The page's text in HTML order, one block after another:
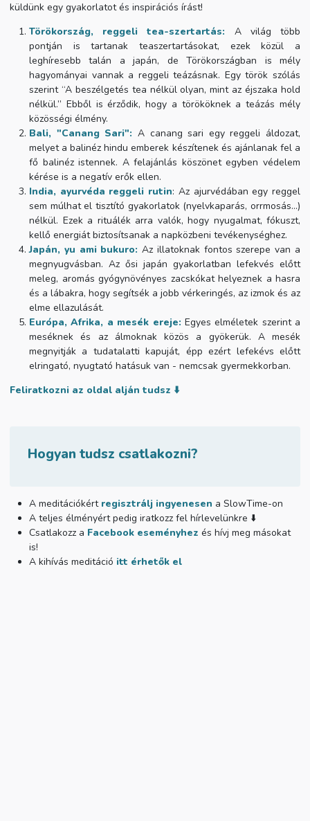
küldünk egy gyakorlatot és inspirációs írást!
Törökország, reggeli tea-szertartás: A világ több
pontján is tartanak teaszertartásokat, ezek közül a
leghíresebb talán a japán, de Törökországban is mély
hagyományai vannak a reggeli teázásnak. Egy török szólás
szerint “A beszélgetés tea nélkül olyan, mint az éjszaka hold
nélkül.” Ebből is érződik, hogy a törököknek a teázás mély
közösségi élmény.
Bali, "Canang Sari": A canang sari egy reggeli áldozat,
melyet a balinéz hindu emberek készítenek és ajánlanak fel a
fő balinéz istennek. A felajánlás köszönet egyben védelem
kérése is a negatív erők ellen.
India, ayurvéda reggeli rutin: Az ajurvédában egy reggel
sem múlhat el tisztító gyakorlatok (nyelvkaparás, orrmosás...)
nélkül. Ezek a rituálék arra valók, hogy nyugalmat, fókuszt,
kellő energiát biztosítsanak a napközbeni tevékenységhez.
Japán, yu ami bukuro:Az illatoknak fontos szerepe van a
megnyugvásban. Az ősi japán gyakorlatban lefekvés előtt
meleg, aromás gyógynövényes zacskókat helyeznek a hasra
és a lábakra, hogy segítsék a jobb vérkeringés, az izmok és az
elme ellazulását.
Európa, Afrika, a mesék ereje: Egyes elméletek szerint a
meséknek és az álmoknak közös a gyökerük. A mesék
megnyitják a tudatalatti kapuját, épp ezért lefekévs előtt
elringató, nyugtató hatásuk van - nemcsak gyermekkorban.
Feliratkozni az oldal alján tudsz ⬇️
Hogyan tudsz csatlakozni?
A meditációkért regisztrálj ingyenesen a SlowTime-on
A teljes élményért pedig iratkozz fel hírlevelünkre ⬇️
Csatlakozz a Facebook eseményhez és hívj meg másokat
is!
A kihívás meditáció itt érhetők el